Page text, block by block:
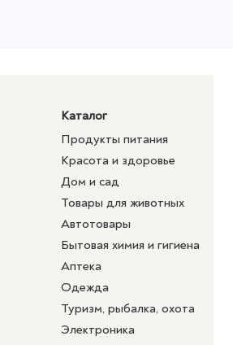
Каталог
Продукты питания
Красота и здоровье
Дом и сад
Товары для животных
Автотовары
Бытовая химия и гигиена
Аптека
Одежда
Туризм, рыбалка, охота
Электроника